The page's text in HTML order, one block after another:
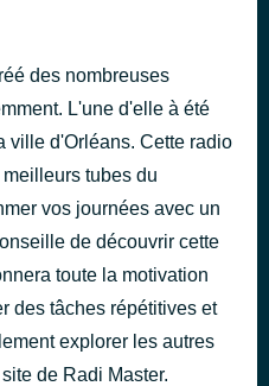
des nombreuses
L'une d'elle à été
ville d'Orléans. Cette radio
tubes du
vos journées avec un
de découvrir cette
toute la motivation
des tâches répétitives et
explorer les autres
de Radi Master.